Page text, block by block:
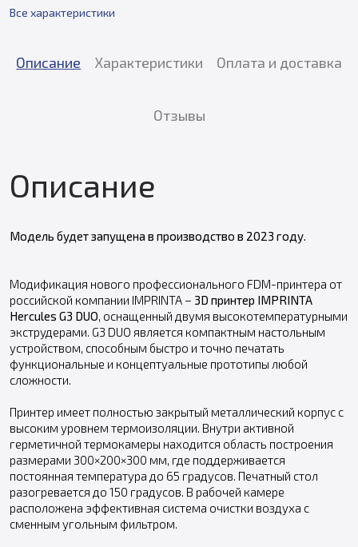
Все характеристики
Описание Характеристики Оплата и доставка
Отзывы
Описание
Модель будет запущена в производство в 2023 году.
Модификация нового профессионального FDM-принтера от
российской компании IMPRINTA – 3D принтер IMPRINTA
Hercules G3 DUO , оснащенный двумя высокотемпературными
экструдерами. G3 DUO является компактным настольным
устройством, способным быстро и точно печатать
функциональные и концептуальные прототипы любой
сложности.
Принтер имеет полностью закрытый металлический корпус с
высоким уровнем термоизоляции. Внутри активной
герметичной термокамеры находится область построения
размерами 300×200×300 мм, где поддерживается
постоянная температура до 65 градусов. Печатный стол
разогревается до 150 градусов. В рабочей камере
расположена эффективная система очистки воздуха с
сменным угольным фильтром.